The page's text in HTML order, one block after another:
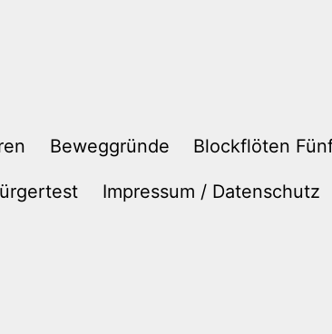
Beweggründe Blockflöten
Impressum / Datenschutz